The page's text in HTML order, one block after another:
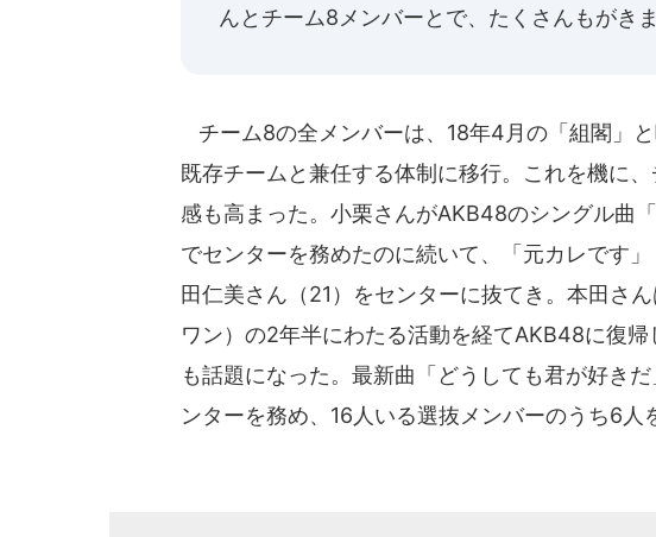
んとチーム8メンバーとで、たくさんもがきま
チーム8の全メンバーは、18年4月の「組閣」
既存チームと兼任する体制に移行。これを機に
感も高まった。小栗さんがAKB48のシングル曲
でセンターを務めたのに続いて、「元カレです
田仁美さん（21）をセンターに抜てき。本田さ
ワン）の2年半にわたる活動を経てAKB48に復
も話題になった。最新曲「どうしても君が好き
ンターを務め、16人いる選抜メンバーのうち6人